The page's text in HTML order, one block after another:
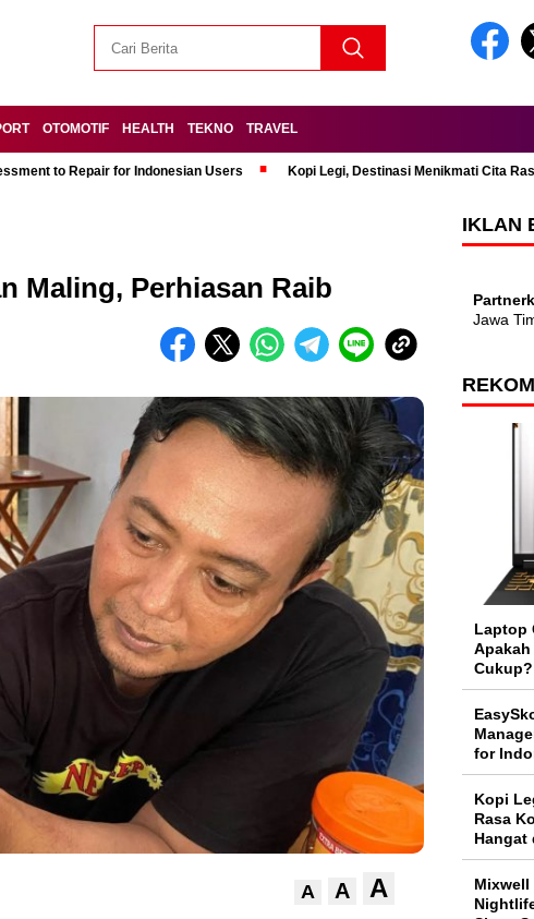
OTOMOTIF HEALTH TEKNO TRAVEL
to Repair for Indonesian Users Kopi Legi, Destinasi Menikmati Cita
Maling, Perhiasan Raib
A A A
IKLAN
Jawa
Laptop
Apakah
Cukup?
for
Kopi
Rasa
Hangat
Mixwell